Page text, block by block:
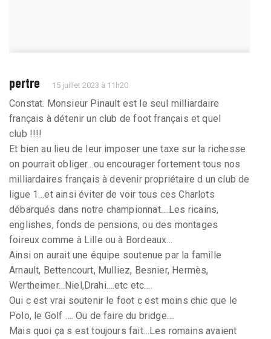
pertre 15 juillet 2023 à 11h20
Constat. Monsieur Pinault est le seul milliardaire
français à détenir un club de foot français et quel
club !!!!
Et bien au lieu de leur imposer une taxe sur la richesse
on pourrait obliger…ou encourager fortement tous nos
milliardaires français à devenir propriétaire d un club de
ligue 1…et ainsi éviter de voir tous ces Charlots
débarqués dans notre championnat….Les ricains,
englishes, fonds de pensions, ou des montages
foireux comme à Lille ou à Bordeaux…
Ainsi on aurait une équipe soutenue par la famille
Arnault, Bettencourt, Mulliez, Besnier, Hermès,
Wertheimer…Niel,Drahi….etc etc….
Oui c est vrai soutenir le foot c est moins chic que le
Polo, le Golf …. Ou de faire du bridge….
Mais quoi ça s est toujours fait…Les romains avaient